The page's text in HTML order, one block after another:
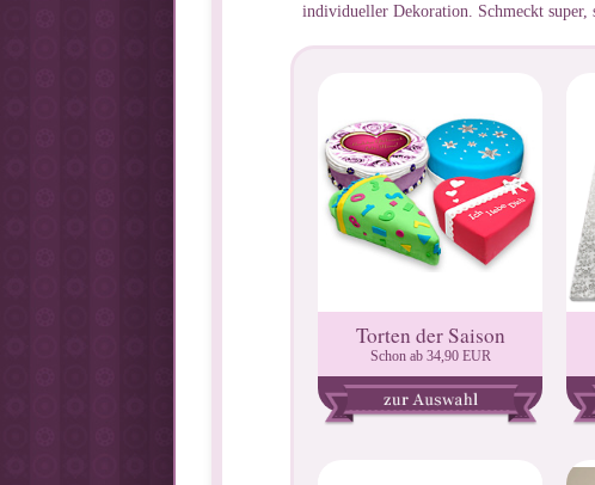
individueller Dekoration. Schmeckt super,
Torten der Saison
Schon ab 34,90 EUR